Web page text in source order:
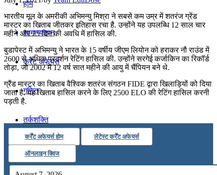
होम
सामान्यज्ञान
करेंट अफेयर्स
गणित
तर्कशक्ति
कंप्यूटर
भारतीय मूल के अमरीकी अभिमन्यु मिश्रा ने सबसे कम उम्र में शतरंज ग्रेंड
मास्टर का खिताब जीतकर इतिहास रचा है. उन्होंने यह उपलब्धि 12 साल चार
महीने और 25 दिन की अवधि में हासिल की.
बुडापेस्ट में अभिमन्यु ने भारत के 15 वर्षीय जीएम लियोन को हराकर नौ राउंड में
2600 से अधिक प्रदर्शन रेटिंग हासिल की. उन्होंने सरगेई कर्जाकिन का रिकॉर्ड
तोड़ा, जो 2002 में 12 वर्ष सात महीने की आयु में चैंपियन बने थे.
ग्रैंड मास्टर का खिताब वैश्विक शतरंज संगठन FIDE द्वारा खिलाड़ियों को दिया
जाता है. यह खिताब हासिल करने के लिए 2500 ELO की रेटिंग हासिल करनी
पड़ती है.
कर्रेंट अफेयर्स होम लेटेस्ट कर्रेंट अफेयर्स
ऑनलाइन क्विज